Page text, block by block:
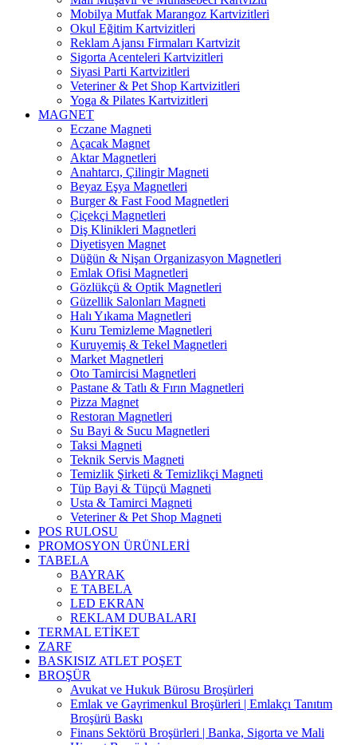
Mobilya Mutfak Marangoz Kartvizitleri
Okul Eğitim Kartvizitleri
Reklam Ajansı Firmaları Kartvizit
Sigorta Acenteleri Kartvizitleri
Siyasi Parti Kartvizitleri
Veteriner & Pet Shop Kartvizitleri
Yoga & Pilates Kartvizitleri
MAGNET
Eczane Magneti
Açacak Magnet
Aktar Magnetleri
Anahtarcı, Çilingir Magneti
Beyaz Eşya Magnetleri
Burger & Fast Food Magnetleri
Çiçekçi Magnetleri
Diş Klinikleri Magnetleri
Diyetisyen Magnet
Düğün & Nişan Organizasyon Magnetleri
Emlak Ofisi Magnetleri
Gözlükçü & Optik Magnetleri
Güzellik Salonları Magneti
Halı Yıkama Magnetleri
Kuru Temizleme Magnetleri
Kuruyemiş & Tekel Magnetleri
Market Magnetleri
Oto Tamircisi Magnetleri
Pastane & Tatlı & Fırın Magnetleri
Pizza Magnet
Restoran Magnetleri
Su Bayi & Sucu Magnetleri
Taksi Magneti
Teknik Servis Magneti
Temizlik Şirketi & Temizlikçi Magneti
Tüp Bayi & Tüpçü Magneti
Usta & Tamirci Magneti
Veteriner & Pet Shop Magneti
POS RULOSU
PROMOSYON ÜRÜNLERİ
TABELA
BAYRAK
E TABELA
LED EKRAN
REKLAM DUBALARI
TERMAL ETİKET
ZARF
BASKISIZ ATLET POŞET
BROŞÜR
Avukat ve Hukuk Bürosu Broşürleri
Emlak ve Gayrimenkul Broşürleri | Emlakçı Tanıtım
Broşürü Baskı
Finans Sektörü Broşürleri | Banka, Sigorta ve Mali